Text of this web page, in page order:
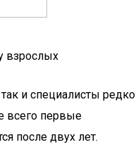
взрослых
и специалисты редко
всего первые
после двух лет.